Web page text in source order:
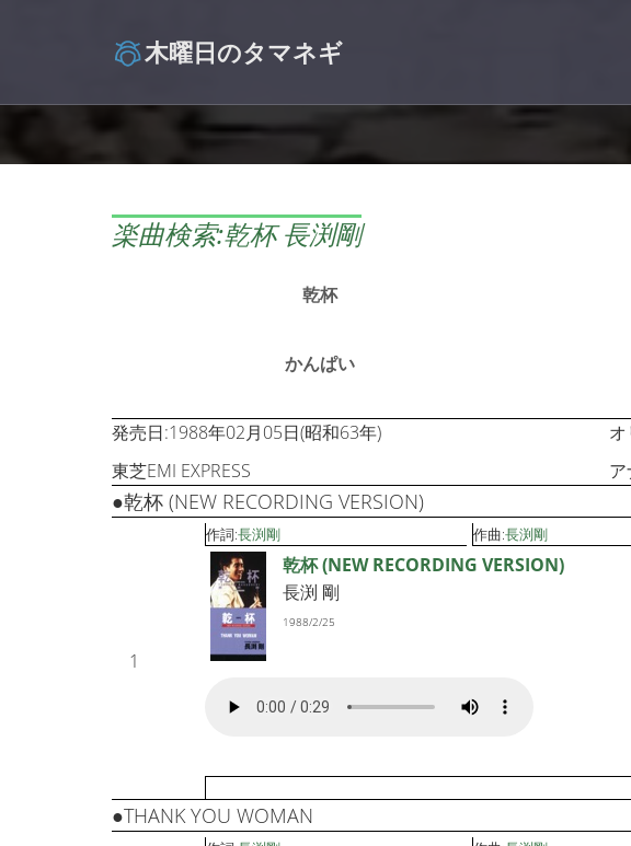
木曜日のタマネギ
楽曲検索:乾杯 長渕剛
乾杯
かんぱい
発売日:1988年02月05日(昭和63年)
東芝EMI EXPRESS
1
●乾杯 (NEW RECORDING VERSION)
作詞:長渕剛 作曲:長渕剛
乾杯 (NEW RECORDING VERSION)
長渕 剛
1988/2/25
●THANK YOU WOMAN